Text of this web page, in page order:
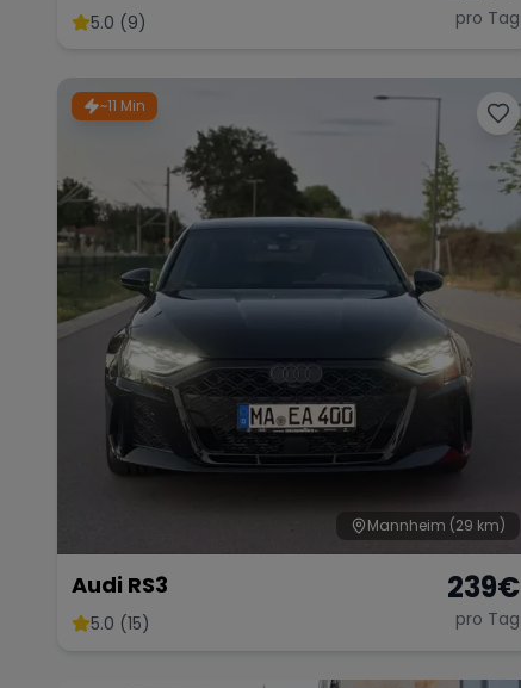
5.0 (9) pro Tag
~11 Min
Mannheim (29 km)
Audi RS3
5.0 (15)
239€
pro Tag